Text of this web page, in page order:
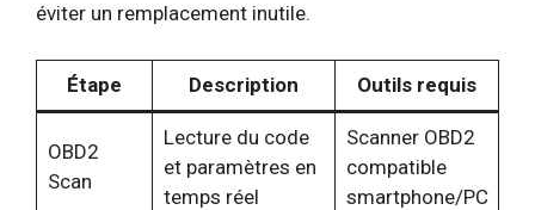
éviter un remplacement inutile.
Étape Description Outils requis
OBD2
Scan
Lecture du code
et paramètres en
temps réel
Scanner OBD2
compatible
smartphone/PC